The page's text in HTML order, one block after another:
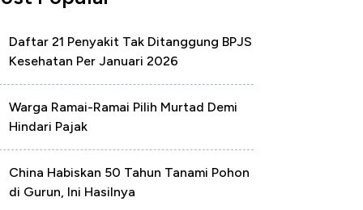
Daftar 21 Penyakit Tak Ditanggung BPJS
Kesehatan Per Januari 2026
Warga Ramai-Ramai Pilih Murtad Demi
Hindari Pajak
China Habiskan 50 Tahun Tanami Pohon
di Gurun, Ini Hasilnya